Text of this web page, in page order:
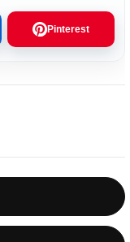
Pinterest